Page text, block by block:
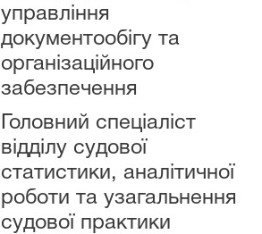
управління
документообігу та
організаційного
забезпечення
Головний спеціаліст
відділу судової
статистики, аналітичної
роботи та узагальнення
судової практики